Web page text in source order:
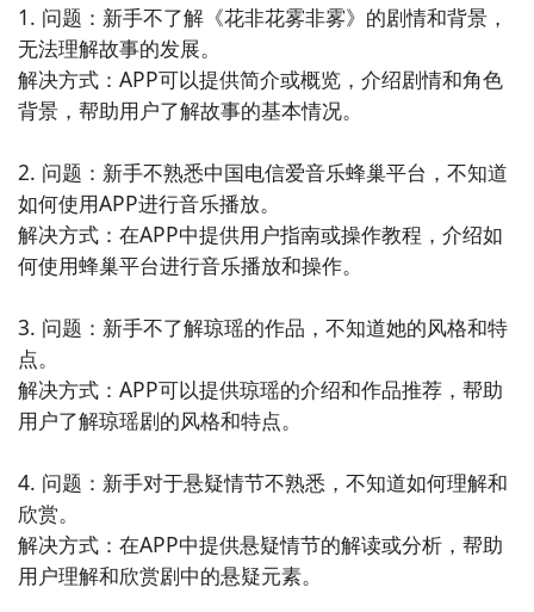
5. 《幻想世界》：这款小说类APP带您进入奇幻的世
界，体验惊险刺激的冒险故事。无论是玄幻小说、仙侠
小说还是魔幻小说，这里都有您喜欢的故事。让您沉浸
6. 《社会观察》：这款新闻阅读类APP带您了解社会热
点和人文关怀。通过深入报道和独特视角，让您了解社
会问题的本质和不同群体的生活。无论是社会事件、人
7. 《热血江湖》：这款小说类APP提供了丰富多样的武
侠小说，让您感受到侠义和正义的力量。无论是古装武
侠、现代武侠还是异界武侠，这里都有您喜欢的故事。
8. 《财经探索》：这款新闻阅读类APP带您深入了解财
经动态和商业领域。通过权威的报道和专业的解读，让
您了解经济的脉络和商业的发展趋势。无论是股市走
1. 问题：新手不了解《花非花雾非雾》的剧情和背景，
无法理解故事的发展。
解决方式：APP可以提供简介或概览，介绍剧情和角色
背景，帮助用户了解故事的基本情况。
2. 问题：新手不熟悉中国电信爱音乐蜂巢平台，不知道
如何使用APP进行音乐播放。
解决方式：在APP中提供用户指南或操作教程，介绍如
何使用蜂巢平台进行音乐播放和操作。
3. 问题：新手不了解琼瑶的作品，不知道她的风格和特
点。
解决方式：APP可以提供琼瑶的介绍和作品推荐，帮助
用户了解琼瑶剧的风格和特点。
4. 问题：新手对于悬疑情节不熟悉，不知道如何理解和
欣赏。
解决方式：在APP中提供悬疑情节的解读或分析，帮助
用户理解和欣赏剧中的悬疑元素。